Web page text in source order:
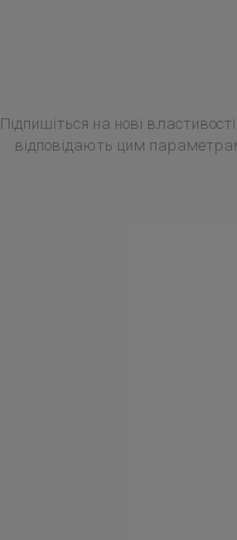
Підпишіться на нові
відповідають цим